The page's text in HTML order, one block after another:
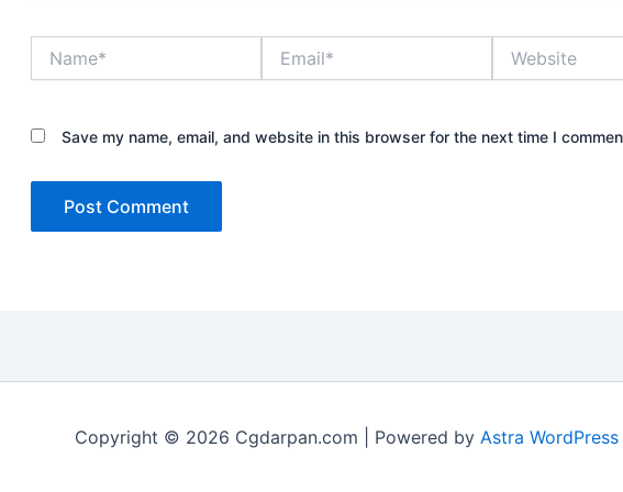
Save my name, email, and website in this browser for the next time I
Copyright © 2026 Cgdarpan.com | Powered by Astra